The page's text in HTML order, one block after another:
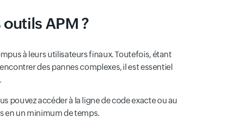
APM ?
à leurs utilisateurs finaux. Toutefois, étant
des pannes complexes, il est essentiel
pouvez accéder à la ligne de code exacte ou au
en un minimum de temps.